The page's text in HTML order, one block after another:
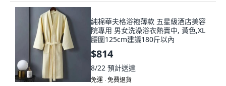
純棉華夫格浴袍薄款 五星級酒店美容
院專用 男女洗澡浴衣熱賣中, 黃色,XL
腰圍125cm建議180斤以內
$814
8/22 預計送達
免運 ∙ 免費退貨